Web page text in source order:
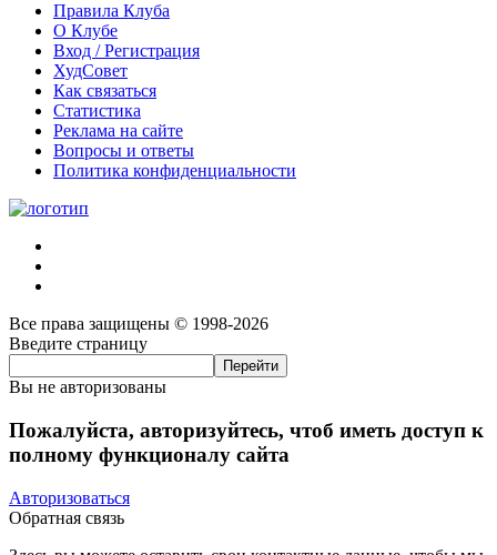
Правила Клуба
О Клубе
Вход / Регистрация
ХудСовет
Как связаться
Статистика
Реклама на сайте
Вопросы и ответы
Политика конфиденциальности
Все права защищены © 1998-2026
Введите страницу
Вы не авторизованы
Пожалуйста, авторизуйтесь, чтоб иметь доступ к
полному функционалу сайта
Авторизоваться
Обратная связь